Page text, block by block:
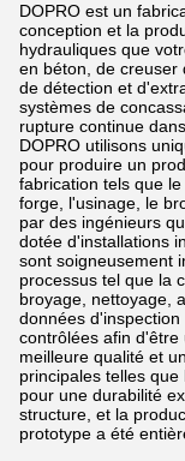
DOPRO est un
conception et la
hydrauliques que
en béton, de creuser
de détection et
systèmes de
rupture continue
DOPRO utilisons
pour produire un
fabrication tels que
forge, l'usinage, le
par des ingénieurs
dotée d'installations
sont soigneusement
processus tel que la
broyage, nettoyage,
données
contrôlées afin
meilleure qualité et
principales telles
pour une durabilité
structure, et la
prototype a été